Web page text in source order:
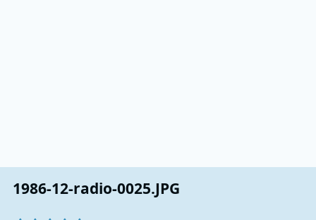
1986-12-radio-0025.JPG